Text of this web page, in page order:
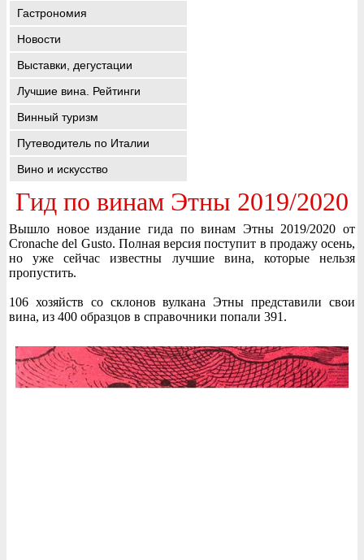
Гастрономия
Новости
Выставки, дегустации
Лучшие вина. Рейтинги
Винный туризм
Путеводитель по Италии
Вино и искусство
Гид по винам Этны 2019/2020
Вышло новое издание гида по винам Этны 2019/2020 от
Cronache del Gusto. Полная версия поступит в продажу осень,
но уже сейчас известны лучшие вина, которые нельзя
пропустить.
106 хозяйств со склонов вулкана Этны представили свои
вина, из 400 образцов в справочники попали 391.